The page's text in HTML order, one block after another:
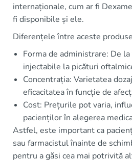
internaționale, cum ar fi
fi disponibile și ele.
Diferențele între aceste
Forma de administrare: De
injectabile la picături
Concentrația: Varietatea
eficacitatea în funcție de
Cost: Prețurile pot varia,
pacienților în alegerea
Astfel, este important ca
sau farmacistul înainte de
pentru a găsi cea mai potrivită